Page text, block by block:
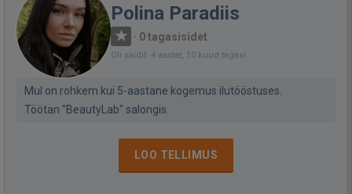
Polina Paradiis
· 0 tagasisidet
Oli saidil: 4 aastat, 10 kuud tagasi
Mul on rohkem kui 5-aastane kogemus ilutööstuses.
Töötan "BeautyLab" salongis.
LOO TELLIMUS